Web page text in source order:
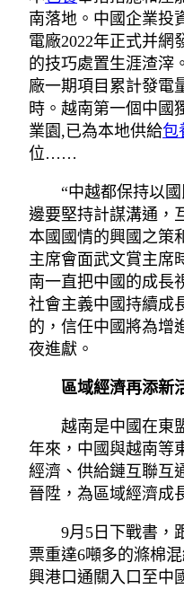
南落地。中國企業投
電廠2022年正式并網
的技巧處置生涯渣滓
廠一期項目累計發電
時。越南第一個中國
業園,已為本地供給包
位……
“中越都保持以
邊要堅持計謀溝通，
本國國情的興國之策
主席會面武文賞主席
南一直把中國的成長
社會主義中國持續成
的，信任中國將為增
夜進獻。
區域經濟再添新
越南是中國在東
年來，中國與越南等
經濟、供給鏈互聯互
晉陞，為區域經濟成
9月5日下戰書，
票重達6噸多的滌棉
興港口通關入口至中